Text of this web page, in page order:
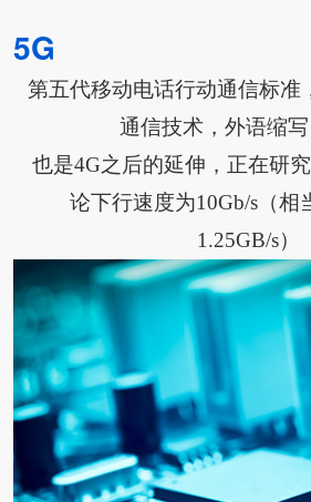
5G
第五代移动电话行动通信标准
通信技术，外语缩写
也是4G之后的延伸，正在研
论下行速度为10Gb/s（相
1.25GB/s）